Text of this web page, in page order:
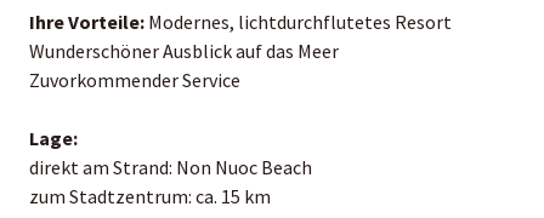
Ihre Vorteile: Modernes, lichtdurchflutetes Resort
Wunderschöner Ausblick auf das Meer
Zuvorkommender Service
Lage:
direkt am Strand: Non Nuoc Beach
zum Stadtzentrum: ca. 15 km